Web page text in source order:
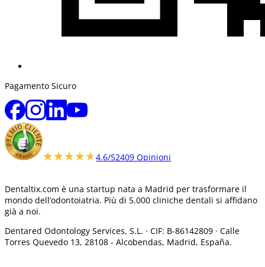
Pagamento Sicuro
★★★★★
★★★★★4.6/52409 Opinioni
Dentaltix.com è una startup nata a Madrid per trasformare il
mondo dell’odontoiatria. Più di 5.000 cliniche dentali si affidano
già a noi.
Dentared Odontology Services, S.L. · CIF: B-86142809 · Calle
Torres Quevedo 13, 28108 - Alcobendas, Madrid, España.